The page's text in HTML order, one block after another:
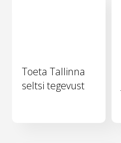
Toeta Tallinna
seltsi tegevust